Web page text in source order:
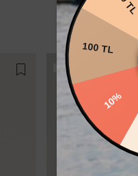
Büyük İndirim
10%
200 TL